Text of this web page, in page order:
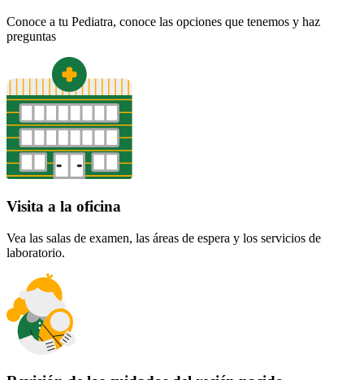
Conoce a tu Pediatra, conoce las opciones que tenemos y haz
preguntas
Visita a la oficina
Vea las salas de examen, las áreas de espera y los servicios de
laboratorio.